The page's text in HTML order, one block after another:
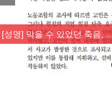
[성명] 막을 수 있었던 죽음, …